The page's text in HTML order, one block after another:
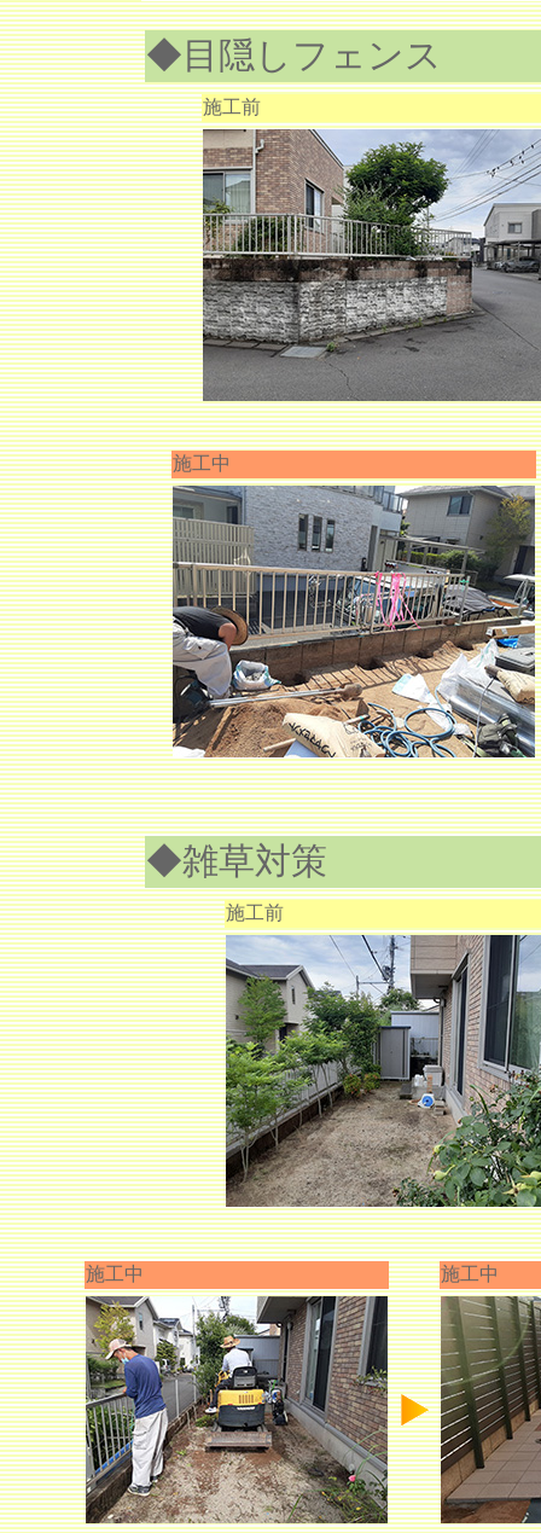
◆目隠しフェンス
施工前
施工中
◆雑草対策
施工前
施工中 施工中